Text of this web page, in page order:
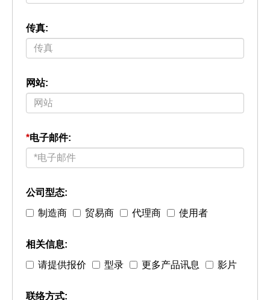
传真:
网站:
*电子邮件:
公司型态:
制造商
贸易商 代理商 使用者
相关信息:
请提供报价
型录 更多产品讯息 影片
联络方式: